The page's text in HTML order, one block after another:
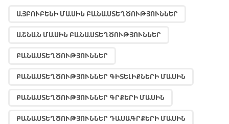
ԱՅԲՈՒԲԵՆԻ ՄԱՍԻՆ ԲԱՆԱՍՏԵՂԾՈՒԹՅՈՒՆՆԵՐ
ԱՇՆԱՆ ՄԱՍԻՆ ԲԱՆԱՍՏԵՂԾՈՒԹՅՈՒՆՆԵՐ
ԲԱՆԱՍՏԵՂԾՈՒԹՅՈՒՆՆԵՐ
ԲԱՆԱՍՏԵՂԾՈՒԹՅՈՒՆՆԵՐ ԳԻՏԵԼԻՔՆԵՐԻ ՄԱՍԻՆ
ԲԱՆԱՍՏԵՂԾՈՒԹՅՈՒՆՆԵՐ ԳՐՔԵՐԻ ՄԱՍԻՆ
ԲԱՆԱՍՏԵՂԾՈՒԹՅՈՒՆՆԵՐ ԴԱՍԱԳՐՔԵՐԻ ՄԱՍԻՆ